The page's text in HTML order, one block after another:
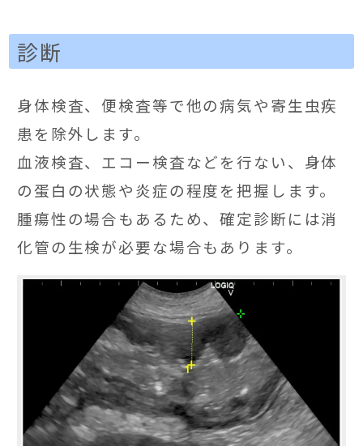
診断
身体検査、便検査等で他の病気や寄生虫疾
患を除外します。
血液検査、エコー検査などを行ない、身体
の蛋白の状態や炎症の程度を把握します。
腫瘍性の場合もあるため、確定診断には消
化管の生検が必要な場合もあります。